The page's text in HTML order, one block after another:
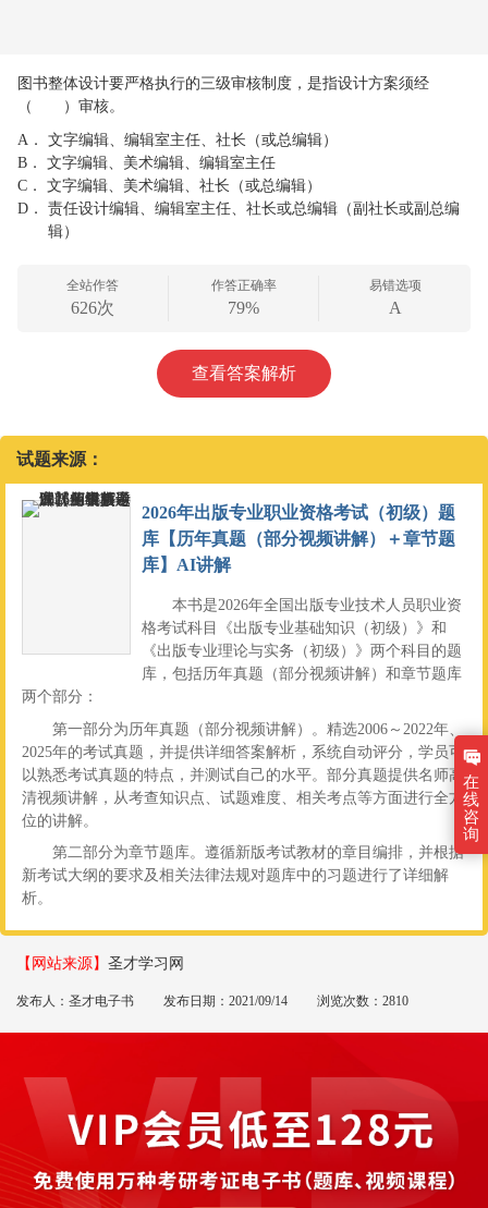
图书整体设计要严格执行的三级审核制度，是指设计方案须经
（ ）审核。
A．
文字编辑、编辑室主任、社长（或总编辑）
B．
文字编辑、美术编辑、编辑室主任
C．
文字编辑、美术编辑、社长（或总编辑）
D．
责任设计编辑、编辑室主任、社长或总编辑（副社长或副总编
辑）
全站作答
626次
作答正确率
79%
易错选项
A
查看答案解析
试题来源：
2026年出版专业职业资格考试（初级）题
库【历年真题（部分视频讲解）＋章节题
库】AI讲解
本书是2026年全国出版专业技术人员职业资
格考试科目《出版专业基础知识（初级）》和
《出版专业理论与实务（初级）》两个科目的题
库，包括历年真题（部分视频讲解）和章节题库
两个部分：
第一部分为历年真题（部分视频讲解）。精选2006～2022年、
2025年的考试真题，并提供详细答案解析，系统自动评分，学员可
以熟悉考试真题的特点，并测试自己的水平。部分真题提供名师高
清视频讲解，从考查知识点、试题难度、相关考点等方面进行全方
位的讲解。
第二部分为章节题库。遵循新版考试教材的章目编排，并根据
新考试大纲的要求及相关法律法规对题库中的习题进行了详细解
析。
【网站来源】 圣才学习网
发布人：圣才电子书 发布日期：2021/09/14 浏览次数：2810
在
线
咨
询